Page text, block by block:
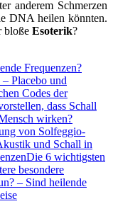
anderem Schmerzen
DNA heilen könnten.
bloße Esoterik?
Frequenzen?
Placebo und
Codes der
dass Schall
wirken?
von Solfeggio-
und Schall in
Die 6 wichtigsten
besondere
– Sind heilende